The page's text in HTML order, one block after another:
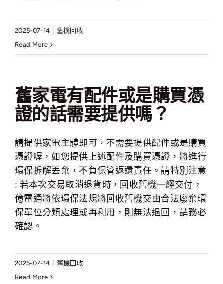
2025-07-14
舊機回收
Read More
舊家電有配件或是購買憑
證的話需要提供嗎？
請提供家電主體即可，不需要提供配件或是購買
憑證喔，如您提供上述配件及購買憑證，將進行
環保拆解丟棄，不負保管返還責任。請特別注意
: 若本次交易取消退貨時，回收舊機一經交付，
億電通將依環保法規將回收舊機交由合法廢棄環
保單位分類處理或再利用，則無法退回，請務必
確認。
2025-07-14
舊機回收
Read More